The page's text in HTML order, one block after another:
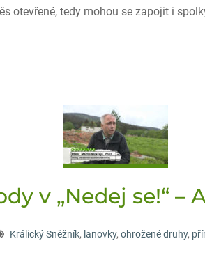
otevřené, tedy mohou se zapojit i
v „Nedej se!“ –
Králický Sněžník, lanovky, ohrožené druhy,